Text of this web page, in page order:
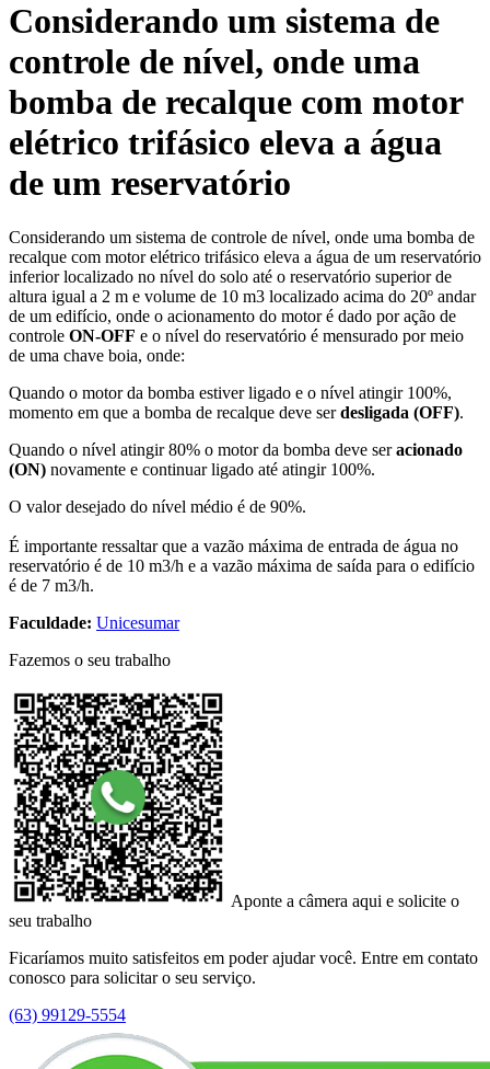
Considerando um sistema de
controle de nível, onde uma
bomba de recalque com motor
elétrico trifásico eleva a água
de um reservatório
Considerando um sistema de controle de nível, onde uma bomba de
recalque com motor elétrico trifásico eleva a água de um reservatório
inferior localizado no nível do solo até o reservatório superior de
altura igual a 2 m e volume de 10 m3 localizado acima do 20º andar
de um edifício, onde o acionamento do motor é dado por ação de
controle ON-OFF e o nível do reservatório é mensurado por meio
de uma chave boia, onde:
Quando o motor da bomba estiver ligado e o nível atingir 100%,
momento em que a bomba de recalque deve serdesligada (OFF).
Quando o nível atingir 80% o motor da bomba deve seracionado
(ON) novamente e continuar ligado até atingir 100%.
O valor desejado do nível médio é de 90%.
É importante ressaltar que a vazão máxima de entrada de água no
reservatório é de 10 m3/h e a vazão máxima de saída para o edifício
é de 7 m3/h.
Faculdade: Unicesumar
Fazemos o seu trabalho
Aponte a câmera aqui e solicite o
seu trabalho
Ficaríamos muito satisfeitos em poder ajudar você. Entre em contato
conosco para solicitar o seu serviço.
(63) 99129-5554